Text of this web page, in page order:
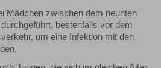
Mädchen zwischen dem neunten
bestenfalls vor dem
um eine Infektion mit den